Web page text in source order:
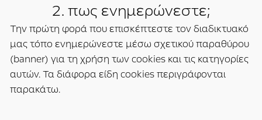
2. πως ενημερώνεστε;
Την πρώτη φορά που επισκέπτεστε τον διαδικτυακό
μας τόπο ενημερώνεστε μέσω σχετικού παραθύρου
(banner) για τη χρήση των cookies και τις κατηγορίες
αυτών. Τα διάφορα είδη cookies περιγράφονται
παρακάτω.